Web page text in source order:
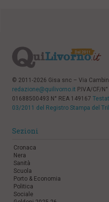
© 2011-2026 Gisa snc – Via
redazione@quilivorno.it P.IVA/CF/
01688500493 N° REA 149167
03/2011 del Registro Stampa del
Sezioni
Cronaca
Nera
Sanità
Scuola
Porto & Economia
Politica
Sociale